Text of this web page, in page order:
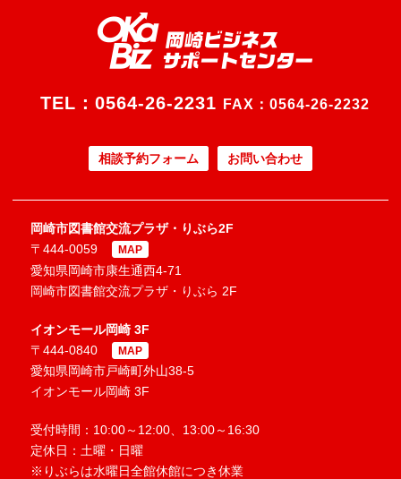
TEL： 0564-26-2231 FAX：0564-26-2232
相談予約フォーム お問い合わせ
岡崎市図書館交流プラザ・りぶら2F
〒444-0059
MAP
愛知県岡崎市康生通西4-71
岡崎市図書館交流プラザ・りぶら 2F
イオンモール岡崎 3F
〒444-0840
MAP
愛知県岡崎市戸崎町外山38-5
イオンモール岡崎 3F
受付時間：10:00～12:00、13:00～16:30
定休日：土曜・日曜
※りぶらは水曜日全館休館につき休業